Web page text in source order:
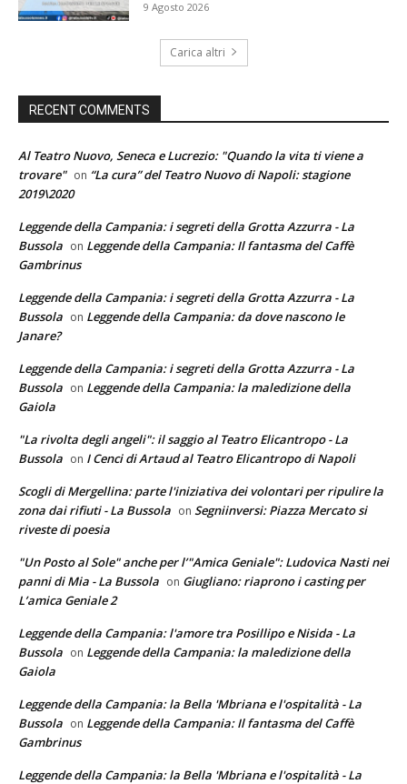
9 Agosto 2026
Carica altri
RECENT COMMENTS
Al Teatro Nuovo, Seneca e Lucrezio: "Quando la vita ti viene a
trovare" on “La cura” del Teatro Nuovo di Napoli: stagione
2019\2020
Leggende della Campania: i segreti della Grotta Azzurra - La
Bussola on Leggende della Campania: Il fantasma del Caffè
Gambrinus
Leggende della Campania: i segreti della Grotta Azzurra - La
Bussola on Leggende della Campania: da dove nascono le
Janare?
Leggende della Campania: i segreti della Grotta Azzurra - La
Bussola on Leggende della Campania: la maledizione della
Gaiola
"La rivolta degli angeli": il saggio al Teatro Elicantropo - La
Bussola on I Cenci di Artaud al Teatro Elicantropo di Napoli
Scogli di Mergellina: parte l'iniziativa dei volontari per ripulire la
zona dai rifiuti - La Bussola on Segniinversi: Piazza Mercato si
riveste di poesia
"Un Posto al Sole" anche per l’"Amica Geniale": Ludovica Nasti nei
panni di Mia - La Bussola on Giugliano: riaprono i casting per
L’amica Geniale 2
Leggende della Campania: l'amore tra Posillipo e Nisida - La
Bussola on Leggende della Campania: la maledizione della
Gaiola
Leggende della Campania: la Bella 'Mbriana e l'ospitalità - La
Bussola on Leggende della Campania: Il fantasma del Caffè
Gambrinus
Leggende della Campania: la Bella 'Mbriana e l'ospitalità - La